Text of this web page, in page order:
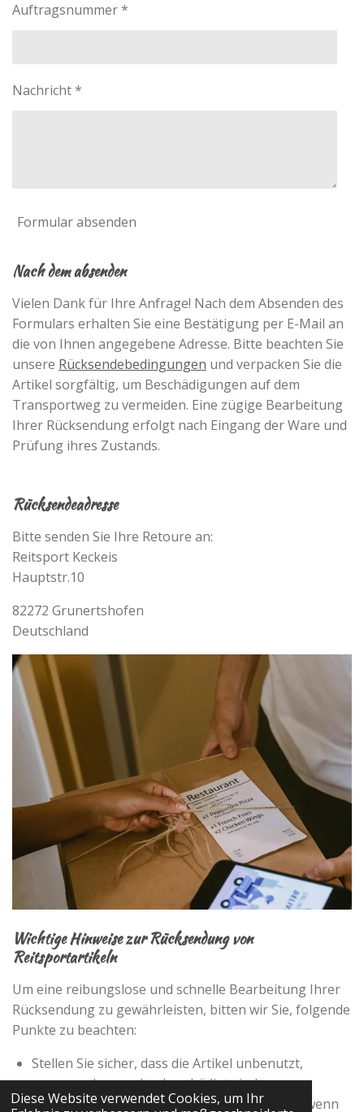
Diese Website verwendet Cookies, um Ihr
Auftragsnummer *
Nachricht *
Formular absenden
Nach dem absenden
Vielen Dank für Ihre Anfrage! Nach dem Absenden des
Formulars erhalten Sie eine Bestätigung per E-Mail an
die von Ihnen angegebene Adresse. Bitte beachten Sie
unsere Rücksendebedingungen und verpacken Sie die
Artikel sorgfältig, um Beschädigungen auf dem
Transportweg zu vermeiden. Eine zügige Bearbeitung
Ihrer Rücksendung erfolgt nach Eingang der Ware und
Prüfung ihres Zustands.
Rücksendeadresse
Bitte senden Sie Ihre Retoure an:
Reitsport Keckeis
Hauptstr.10
82272 Grunertshofen
Deutschland
Wichtige Hinweise zur Rücksendung von
Reitsportartikeln
Um eine reibungslose und schnelle Bearbeitung Ihrer
Rücksendung zu gewährleisten, bitten wir Sie, folgende
Punkte zu beachten:
Stellen Sie sicher, dass die Artikel unbenutzt,
ungewaschen und unbeschädigt sind.
Verwenden Sie bitte die Originalverpackung, wenn